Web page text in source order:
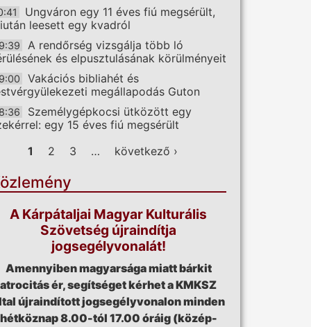
Ungváron egy 11 éves fiú megsérült,
leesett egy kvadról
A rendőrség vizsgálja több ló
és elpusztulásának körülményeit
Vakációs bibliahét és
megállapodás Guton
Személygépkocsi ütközött egy
egy 15 éves fiú megsérült
Oldalak
1 2 3 … következő ›
A Kárpátaljai Magyar Kulturális
Szövetség újraindítja
jogsegélyvonalát!
Amennyiben magyarsága miatt bárkit
atrocitás ér, segítséget kérhet a KMKSZ
újraindított jogsegélyvonalon minden
hétköznap 8.00-tól 17.00 óráig (közép-